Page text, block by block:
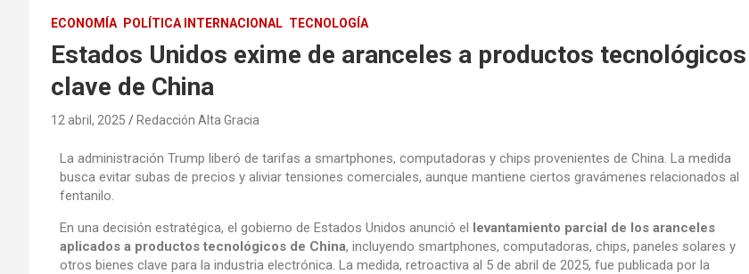
ECONOMÍA POLÍTICA INTERNACIONAL TECNOLOGÍA
Estados Unidos exime de aranceles a productos tecnológicos
clave de China
12 abril, 2025 Redacción Alta Gracia
La administración Trump liberó de tarifas a smartphones, computadoras y chips provenientes de China. La medida
busca evitar subas de precios y aliviar tensiones comerciales, aunque mantiene ciertos gravámenes relacionados al
fentanilo.
En una decisión estratégica, el gobierno de Estados Unidos anunció el levantamiento parcial de los aranceles
aplicados a productos tecnológicos de China, incluyendo smartphones, computadoras, chips, paneles solares y
otros bienes clave para la industria electrónica. La medida, retroactiva al 5 de abril de 2025, fue publicada por la